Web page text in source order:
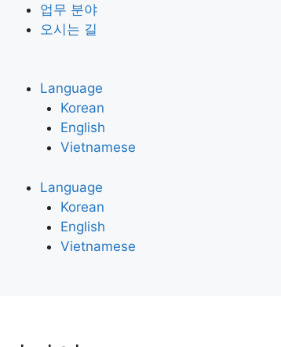
업무 분야
오시는 길
Language
Korean
English
Vietnamese
Language
Korean
English
Vietnamese